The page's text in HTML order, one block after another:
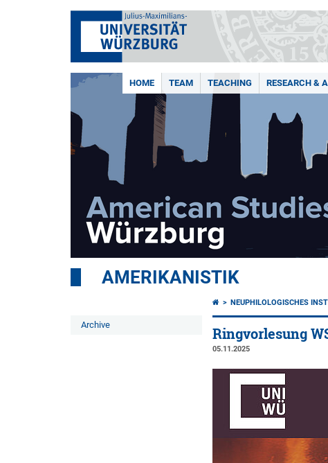
HOME TEAM TEACHING RESEARCH &
AMERIKANISTIK
Archive
NEUPHILOLOGISCHES
Ringvorlesung
05.11.2025